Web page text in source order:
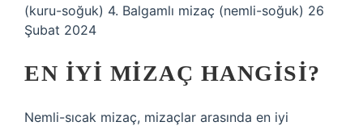
(kuru-soğuk) 4. Balgamlı mizaç (nemli-soğuk) 26
Şubat 2024
EN IYI MIZAÇ HANGISI?
Nemli-sıcak mizaç, mizaçlar arasında en iyi